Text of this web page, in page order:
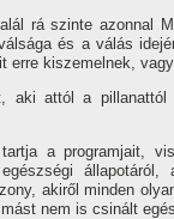
rá szinte azonnal
és a válás
erre kiszemelnek,
aki attól a
tartja a
akiről minden
nem is csinált